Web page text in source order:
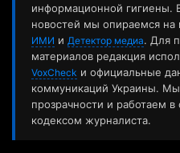
информационной гигиены.
новостей мы опираемся
ИМИ и Детектор медиа. Для
материалов редакция
VoxCheck и официальные
коммуникаций Украины.
прозрачности и работаем в
кодексом журналиста.